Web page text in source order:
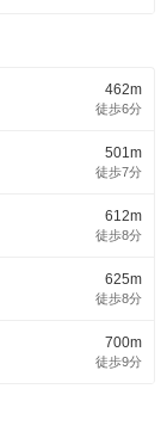
462m
徒歩6分
501m
徒歩7分
612m
徒歩8分
625m
徒歩8分
700m
徒歩9分